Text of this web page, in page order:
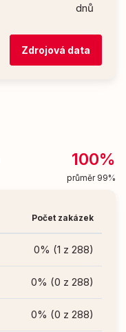
dnů
Zdrojová data
100%
průměr 99%
Počet zakázek
0% (1 z 288)
0% (0 z 288)
0% (0 z 288)